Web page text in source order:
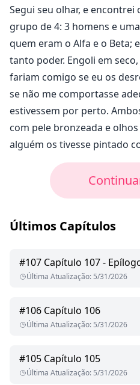
Segui seu olhar, e encontrei
grupo de 4: 3 homens e
quem eram o Alfa e o Beta;
tanto poder. Engoli em
fariam comigo se eu os
se não me comportasse
estivessem por perto.
com pele bronzeada e
alguém os tivesse pintado
Últimos Capítulos
#107 Capítulo 107 -
Última Atualização: 5/31/2026
#106 Capítulo 106
Última Atualização: 5/31/2026
#105 Capítulo 105
Última Atualização: 5/31/2026